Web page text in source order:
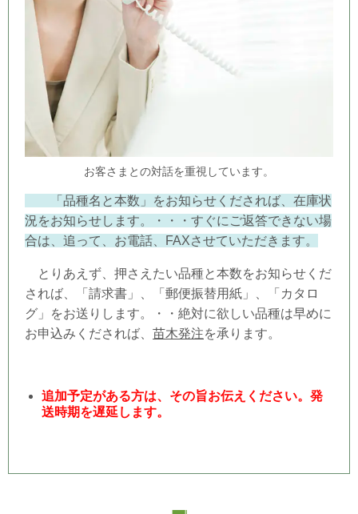
お客さまとの対話を重視しています。
「品種名と本数」をお知らせくだされば、在庫状
況をお知らせします。・・・すぐにご返答できない場
合は、追って、お電話、FAXさせていただきます。
とりあえず、押さえたい品種と本数をお知らせくだ
されば、「請求書」、「郵便振替用紙」、「カタロ
グ」をお送りします。・・絶対に欲しい品種は早めに
お申込みくだされば、 苗木発注を承ります。
追加予定がある方は、その旨お伝えください。発
送時期を遅延します。